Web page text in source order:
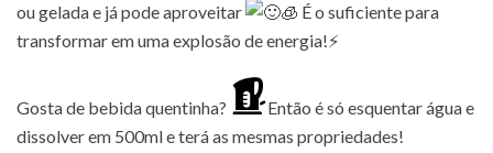
ou gelada e já pode aproveitar
🧊 É o suficiente para
transformar em uma explosão de energia!⚡
Gosta de bebida quentinha?
Então é só esquentar água e
dissolver em 500ml e terá as mesmas propriedades!